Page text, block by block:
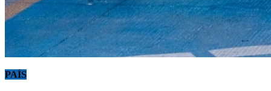
PAÍS